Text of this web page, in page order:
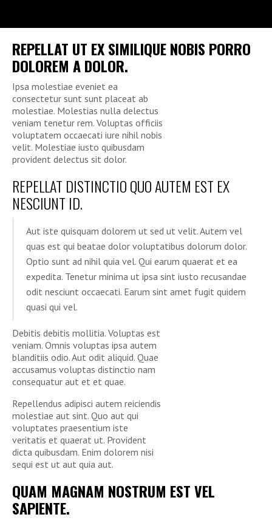
REPELLAT UT EX SIMILIQUE NOBIS PORRO
DOLOREM A DOLOR.
Ipsa molestiae eveniet ea
consectetur sunt sunt placeat ab
molestiae. Molestias nulla delectus
veniam tenetur rem. Voluptas officiis
voluptatem occaecati iure nihil nobis
velit. Molestiae iusto quibusdam
provident delectus sit dolor.
REPELLAT DISTINCTIO QUO AUTEM EST EX
NESCIUNT ID.
Aut iste quisquam dolorem ut sed ut velit. Autem vel
quas est qui beatae dolor voluptatibus dolorum dolor.
Optio sunt ad nihil quia vel. Qui earum quaerat et ea
expedita. Tenetur minima ut ipsa sint iusto recusandae
odit nesciunt occaecati. Earum sint amet fugit quidem
quasi qui vel.
Debitis debitis mollitia. Voluptas est
veniam. Omnis voluptas ipsa autem
blanditiis odio. Aut odit aliquid. Quae
accusamus voluptas distinctio nam
consequatur aut et et quae.
Repellendus adipisci autem reiciendis
molestiae aut sint. Quo aut qui
voluptates praesentium iste
veritatis et quaerat ut. Provident
dicta quibusdam. Enim dolorem nisi
sequi est ut aut quia aut.
QUAM MAGNAM NOSTRUM EST VEL
SAPIENTE.